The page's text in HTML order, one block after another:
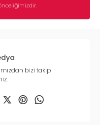
bizi takip